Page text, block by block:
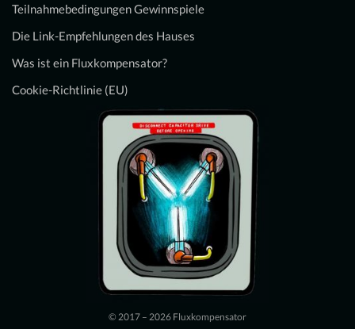
Teilnahmebedingungen Gewinnspiele
Die Link-Empfehlungen des Hauses
Was ist ein Fluxkompensator?
Cookie-Richtlinie (EU)
© 2017 – 2026 Fluxkompensator